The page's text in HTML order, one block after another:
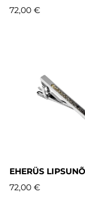
72,00 €
EHERÜS
72,00 €